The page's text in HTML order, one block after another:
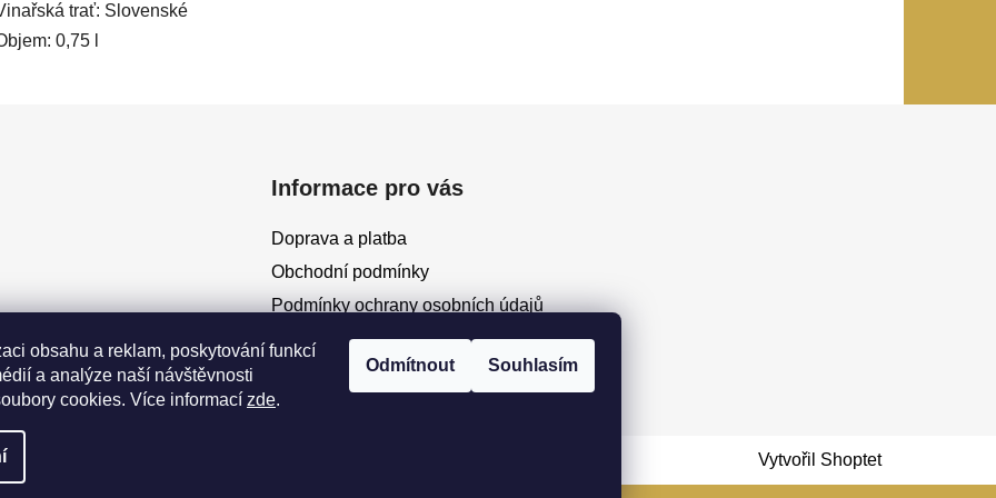
obsahu a reklam, poskytování funkcí
a analýze naší návštěvnosti
cookies. Více informací zde.
Odmítnout Souhlasím
trať: Slovenské
0,75 l
Informace pro vás
Doprava a platba
Obchodní podmínky
Podmínky ochrany osobních údajů
Moje objednávka
Vytvořil Shoptet